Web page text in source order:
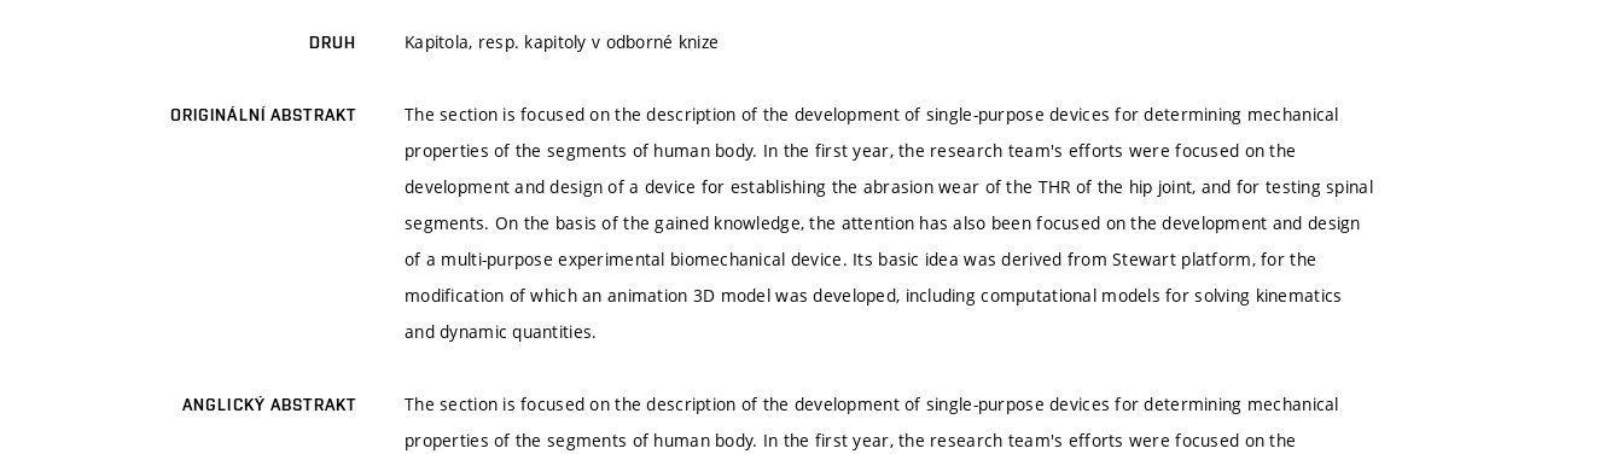
DRUH Kapitola, resp. kapitoly v odborné knize
ORIGINÁLNÍ ABSTRAKT
The section is focused on the description of the development of single-purpose devices for determining mechanical
properties of the segments of human body. In the first year, the research team's efforts were focused on the
development and design of a device for establishing the abrasion wear of the THR of the hip joint, and for testing spinal
segments. On the basis of the gained knowledge, the attention has also been focused on the development and design
of a multi-purpose experimental biomechanical device. Its basic idea was derived from Stewart platform, for the
modification of which an animation 3D model was developed, including computational models for solving kinematics
and dynamic quantities.
ANGLICKÝ ABSTRAKT
The section is focused on the description of the development of single-purpose devices for determining mechanical
properties of the segments of human body. In the first year, the research team's efforts were focused on the